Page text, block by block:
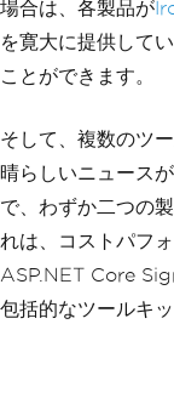
場合は、各製品が
を寛大に提供して
ことができます。
そして、複数のツ
晴らしいニュース
で、わずか二つの
れは、コストパフ
ASP.NET Core
包括的なツールキ